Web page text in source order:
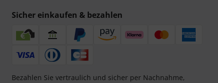
Sicher einkaufen & bezahlen
Bezahlen Sie vertraulich und sicher per Nachnahme,